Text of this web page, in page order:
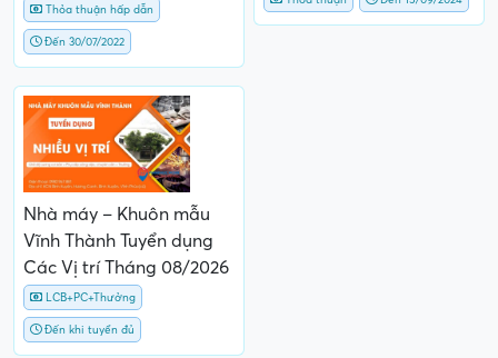
Thỏa thuận hấp dẫn
Đến 30/07/2022
Nhà máy – Khuôn mẫu
Vĩnh Thành Tuyển dụng
Các Vị trí Tháng 08/2026
LCB+PC+Thưởng
Đến khi tuyển đủ